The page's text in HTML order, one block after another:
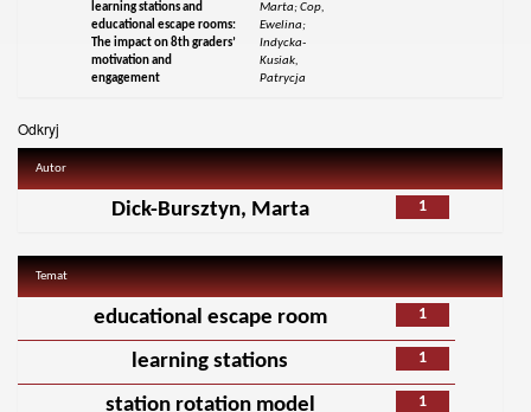
learning stations and
educational escape rooms:
The impact on 8th graders’
motivation and
engagement
Marta; Cop,
Ewelina;
Indycka-
Kusiak,
Patrycja
Odkryj
Autor
1
Dick-Bursztyn, Marta
Temat
1
educational escape room
1
learning stations
1
station rotation model